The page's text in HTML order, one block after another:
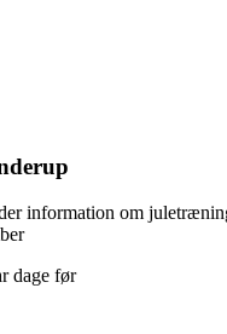
information om
dage før